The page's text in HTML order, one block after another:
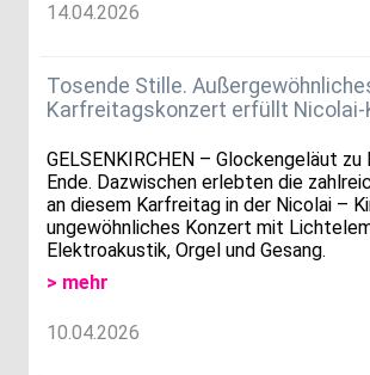
14.04.2026
Tosende Stille.
Karfreitagskonzert erfüllt Nicolai-
GELSENKIRCHEN – Glockengeläut zu
Ende. Dazwischen erlebten die
an diesem Karfreitag in der Nicolai –
ungewöhnliches Konzert mit
Elektroakustik, Orgel und Gesang.
> mehr
10.04.2026